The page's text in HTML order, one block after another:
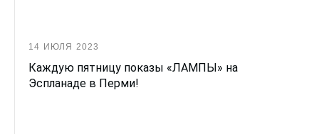
14 ИЮЛЯ 2023
Каждую пятницу показы «ЛАМПЫ» на
Эспланаде в Перми!